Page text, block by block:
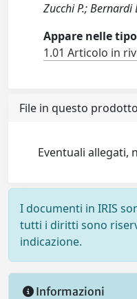
Zucchi P.; Bernardi
Appare nelle
1.01 Articolo in
File in questo
Eventuali allegati,
I documenti in IRIS
tutti i diritti sono
indicazione.
Informazioni